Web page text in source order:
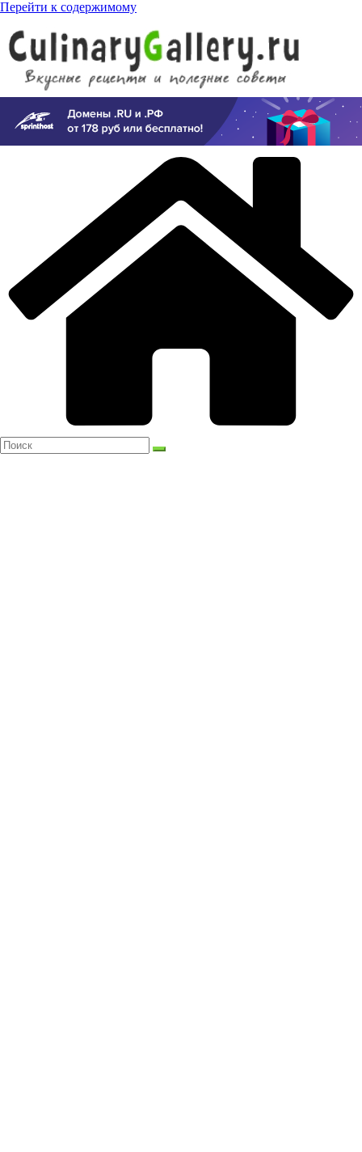
Перейти к содержимому